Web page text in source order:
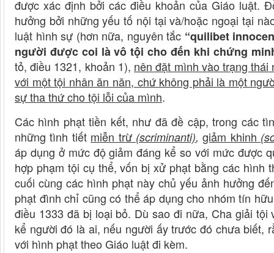
được xác định bởi các điều khoản của Giáo luật.
hưởng bởi những yếu tố nội tại và/hoặc ngoại tại
luật hình sự (hơn nữa, nguyên tắc “quilibet
người được coi là vô tội cho đến khi chứng
tỏ, điều 1321, khoản 1), nên đặt mình vào trạng
với một tội nhân ăn năn, chứ không phải là một
sự tha thứ cho tội lỗi của mình.
Các hình phạt tiền kết, như đã đề cập, trong các
những tình tiết miễn trừ (scriminanti), giảm khinh
áp dụng ở mức độ giảm đáng kể so với mức được
hợp phạm tội cụ thể, vốn bị xử phạt bằng các hình
cuối cùng các hình phạt này chủ yếu ảnh hưởng
phạt đình chỉ cũng có thể áp dụng cho nhóm tín
điều 1333 đã bị loại bỏ. Dù sao đi nữa, Cha giải
kể người đó là ai, nếu người ấy trước đó chưa biết,
với hình phạt theo Giáo luật đi kèm.